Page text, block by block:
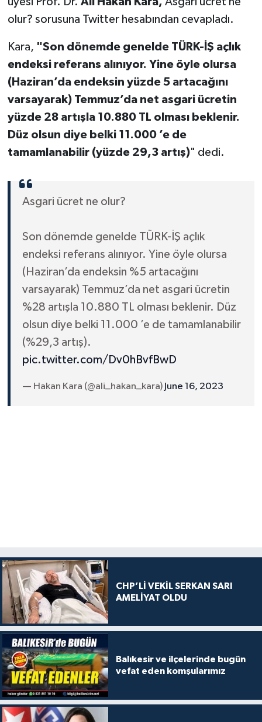
olur? sorusuna Twitter hesabından cevapladı.
Kara, "Son dönemde genelde TÜRK-İŞ açlık
endeksi referans alınıyor. Yine öyle olursa
(Haziran’da endeksin yüzde 5 artacağını
varsayarak) Temmuz’da net asgari ücretin
yüzde 28 artışla 10.880 TL olması beklenir.
Düz olsun diye belki 11.000 ’e de
tamamlanabilir (yüzde 29,3 artış)" dedi.
Asgari ücret ne olur?
Son dönemde genelde TÜRK-İŞ açlık
endeksi referans alınıyor. Yine öyle olursa
(Haziran’da endeksin %5 artacağını
varsayarak) Temmuz’da net asgari ücretin
%28 artışla 10.880 TL olması beklenir. Düz
olsun diye belki 11.000 ’e de tamamlanabilir
(%29,3 artış).
pic.twitter.com/Dv0hBvfBwD
— Hakan Kara (@ali_hakan_kara) June 16, 2023
CHP’Lİ VEKİL SERKAN SARI
AMELİYAT OLDU
Balıkesir ve ilçelerinde bugün
vefat eden komşularımız